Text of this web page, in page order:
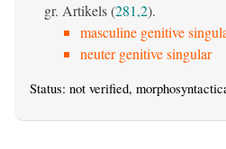
gr. Artikels (281,2).
masculine genitive
neuter genitive singular
Status: not verified,